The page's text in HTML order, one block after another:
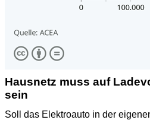
Hausnetz muss auf
sein
Soll das Elektroauto in der